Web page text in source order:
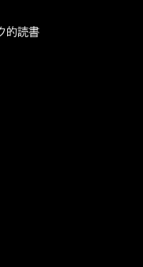
的読書